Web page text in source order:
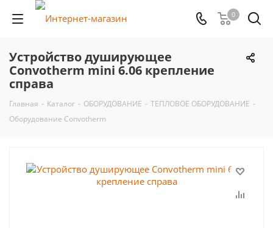
0
Устройство душирующее
Convotherm mini 6.06 крепление
справа
Главная - Каталог - ОБОРУДОВАНИЕ - ТЕПЛОВОЕ ОБОРУДОВАНИЕ -
Оборудование Convotherm